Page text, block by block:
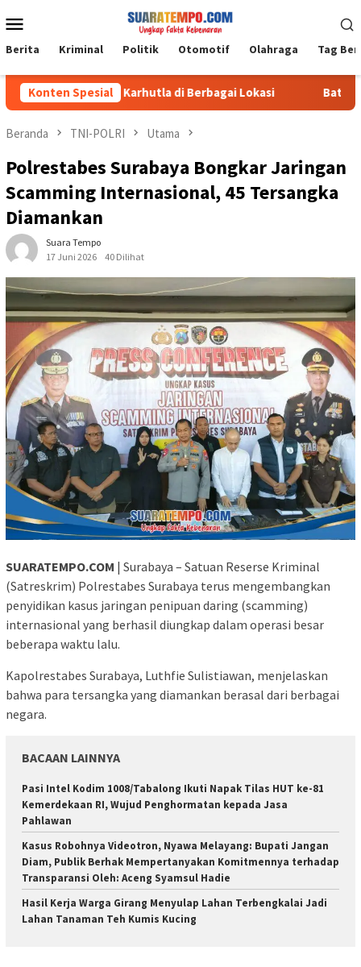
ke
kontenMobile
Berita Kriminal Politik Otomotif Olahraga Tag
Konten Spesial
Siaga Karhutla di Berbagai Lokasi Bati Tuud
Beranda TNI-POLRI Utama
Polrestabes Surabaya Bongkar Jaringan
Scamming Internasional, 45 Tersangka
Diamankan
Suara Tempo
17 Juni 2026
40 Dilihat
SUARATEMPO.COM | Surabaya – Satuan Reserse Kriminal
(Satreskrim) Polrestabes Surabaya terus mengembangkan
penyidikan kasus jaringan penipuan daring (scamming)
internasional yang berhasil diungkap dalam operasi besar
beberapa waktu lalu.
Kapolrestabes Surabaya, Luthfie Sulistiawan, menjelaskan
bahwa para tersangka yang diamankan berasal dari berbagai
negara.
BACAAN LAINNYA
Pasi Intel Kodim 1008/Tabalong Ikuti Napak Tilas HUT ke-81
Kemerdekaan RI, Wujud Penghormatan kepada Jasa
Pahlawan
Kasus Robohnya Videotron, Nyawa Melayang: Bupati Jangan
Diam, Publik Berhak Mempertanyakan Komitmennya terhadap
Transparansi Oleh: Aceng Syamsul Hadie
Hasil Kerja Warga Girang Menyulap Lahan Terbengkalai Jadi
Lahan Tanaman Teh Kumis Kucing